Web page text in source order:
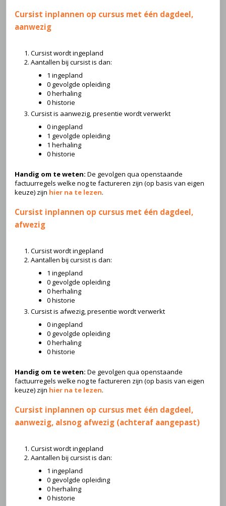
Cursist inplannen op cursus met één dagdeel,
aanwezig
Cursist wordt ingepland
Aantallen bij cursist is dan:
1 ingepland
0 gevolgde opleiding
0 herhaling
0 historie
Cursist is aanwezig, presentie wordt verwerkt
0 ingepland
1 gevolgde opleiding
1 herhaling
0 historie
Handig om te weten: De gevolgen qua openstaande
factuurregels welke nog te factureren zijn (op basis van eigen
keuze) zijn hier na te lezen.
Cursist inplannen op cursus met één dagdeel,
afwezig
Cursist wordt ingepland
Aantallen bij cursist is dan:
1 ingepland
0 gevolgde opleiding
0 herhaling
0 historie
Cursist is afwezig, presentie wordt verwerkt
0 ingepland
0 gevolgde opleiding
0 herhaling
0 historie
Handig om te weten: De gevolgen qua openstaande
factuurregels welke nog te factureren zijn (op basis van eigen
keuze) zijn hier na te lezen.
Cursist inplannen op cursus met één dagdeel,
aanwezig, alsnog afwezig (achteraf aangepast)
Cursist wordt ingepland
Aantallen bij cursist is dan:
1 ingepland
0 gevolgde opleiding
0 herhaling
0 historie